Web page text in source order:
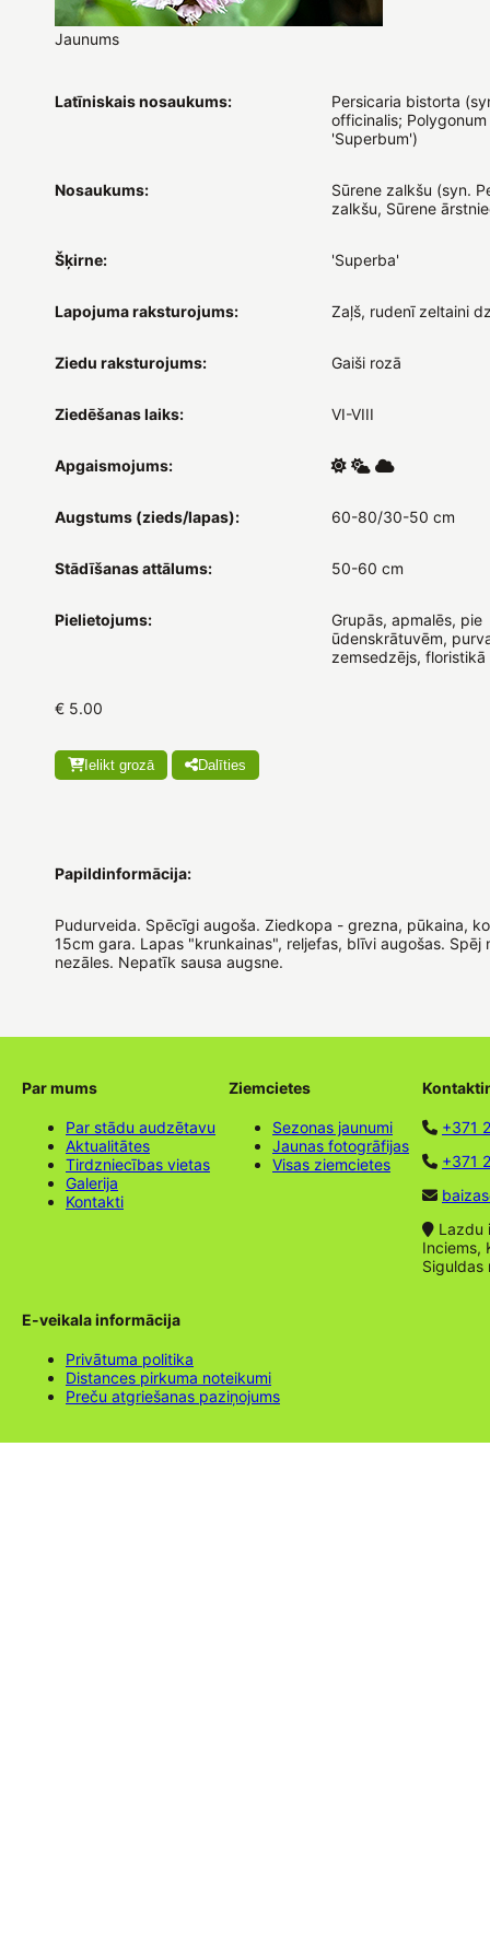
Jaunums
Latīniskais nosaukums:
Persicaria bistorta
officinalis;
'Superbum')
Nosaukums:
Sūrene zalkšu (syn.
zalkšu, Sūrene
Šķirne: 'Superba'
Lapojuma raksturojums: Zaļš, rudenī zeltaini
Ziedu raksturojums: Gaiši rozā
Ziedēšanas laiks: VI-VIII
Apgaismojums:
Augstums (zieds/lapas): 60-80/30-50 cm
Stādīšanas attālums: 50-60 cm
Pielietojums:
Grupās, apmalēs, pie
ūdenskrātuvēm,
zemsedzējs, floristikā
€ 5.00
Ielikt grozā Dalīties
Papildinformācija:
Pudurveida. Spēcīgi augoša. Ziedkopa - grezna, pūkaina,
15cm gara. Lapas "krunkainas", reljefas, blīvi augošas. Spēj
nezāles. Nepatīk sausa augsne.
Par mums
Par stādu audzētavu
Aktualitātes
Tirdzniecības vietas
Galerija
Kontakti
Ziemcietes
Sezonas jaunumi
Jaunas fotogrāfijas
Visas ziemcietes
+371
+371
Lazdu
Inciems,
Siguldas
E-veikala informācija
Privātuma politika
Distances pirkuma noteikumi
Preču atgriešanas paziņojums